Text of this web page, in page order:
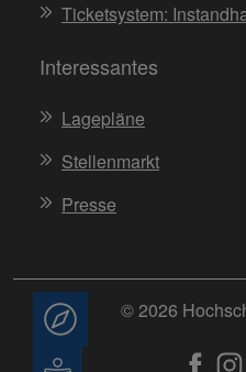
Ticketsystem:
Interessantes
Lagepläne
Stellenmarkt
Presse
© 2026
Beratung